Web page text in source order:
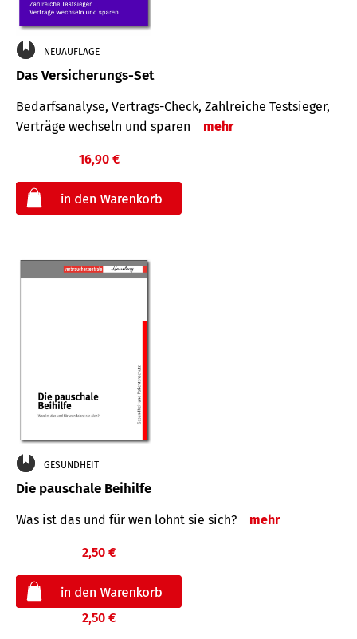
NEUAUFLAGE
Das Versicherungs-Set
Bedarfsanalyse, Vertrags-Check, Zahlreiche Testsieger,
Verträge wechseln und sparen
mehr
16,90 €
GESUNDHEIT
Die pauschale Beihilfe
Was ist das und für wen lohnt sie sich? mehr
2,50 €
2,50 €